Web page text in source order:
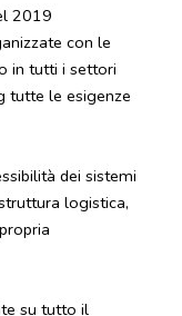
2019
con le
in tutti i settori
tutte le esigenze
dei sistemi
logistica,
su tutto il